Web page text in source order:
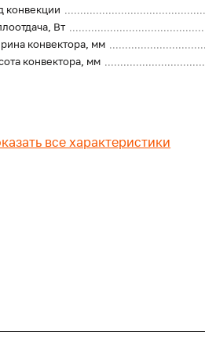
конвекции
Вт
конвектора, мм
конвектора, мм
все характеристики